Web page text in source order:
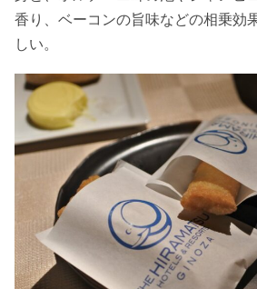
香り、ベーコンの旨味などの相乗効
しい。